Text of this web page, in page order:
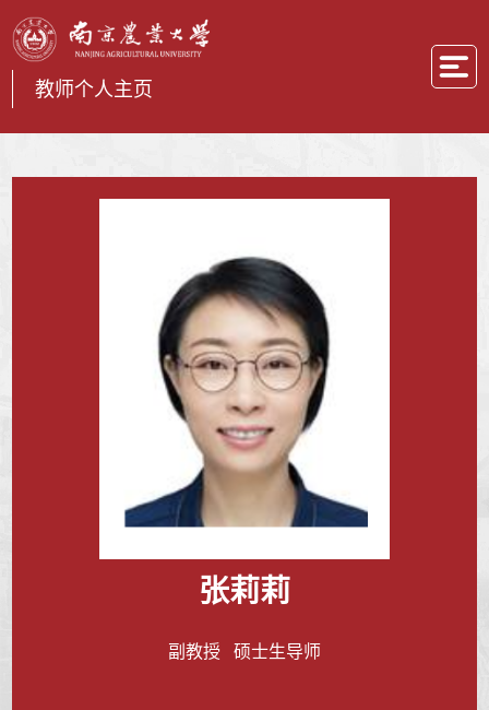
教师个人主页
张莉莉
副教授 硕士生导师